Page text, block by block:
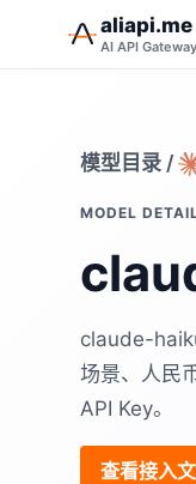
aliapi.me
AI API Gateway
模型目录 /
MODEL
claude-
场景、人民
API Key。
查看接入